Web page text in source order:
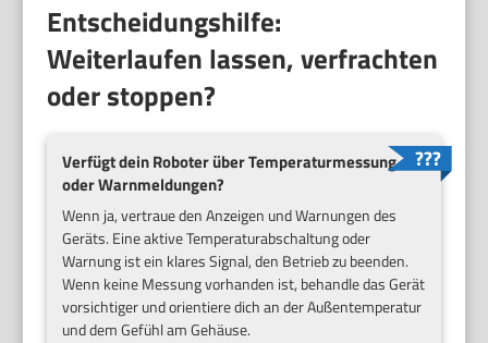
Entscheidungshilfe:
Weiterlaufen lassen, verfrachten
oder stoppen?
Verfügt dein Roboter über Temperaturmessung
oder Warnmeldungen?
Wenn ja, vertraue den Anzeigen und Warnungen des
Geräts. Eine aktive Temperaturabschaltung oder
Warnung ist ein klares Signal, den Betrieb zu beenden.
Wenn keine Messung vorhanden ist, behandle das Gerät
vorsichtiger und orientiere dich an der Außentemperatur
und dem Gefühl am Gehäuse.